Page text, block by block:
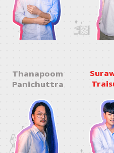
Thanapoom
Panichuttra